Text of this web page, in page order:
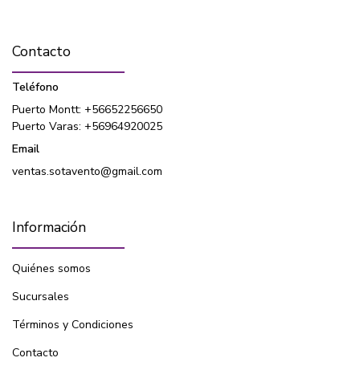
Contacto
Teléfono
Puerto Montt: +56652256650
Puerto Varas: +56964920025
Email
ventas.sotavento@gmail.com
Información
Quiénes somos
Sucursales
Términos y Condiciones
Contacto